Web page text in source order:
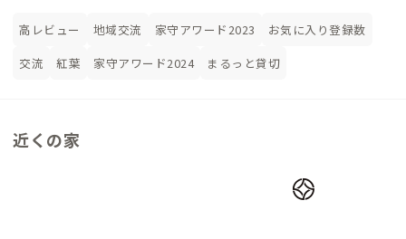
高レビュー 地域交流 家守アワード2023
お気に入り登録数
交流
紅葉 家守アワード2024 まるっと貸切
近くの家